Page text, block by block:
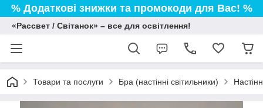
% Додаткові знижки та промокоди для Вас! %
«Рассвет / Світанок» – все для освітлення!
Товари та послуги Бра (настінні світильники)